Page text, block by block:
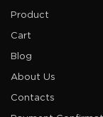
Product
Cart
Blog
About Us
Contacts